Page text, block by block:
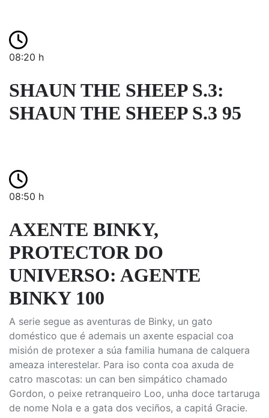
08:20 h
SHAUN THE SHEEP S.3:
SHAUN THE SHEEP S.3 95
08:50 h
AXENTE BINKY,
PROTECTOR DO
UNIVERSO: AGENTE
BINKY 100
A serie segue as aventuras de Binky, un gato
doméstico que é ademais un axente espacial coa
misión de protexer a súa familia humana de calquera
ameaza interestelar. Para iso conta coa axuda de
catro mascotas: un can ben simpático chamado
Gordon, o peixe retranqueiro Loo, unha doce tartaruga
de nome Nola e a gata dos veciños, a capitá Gracie.